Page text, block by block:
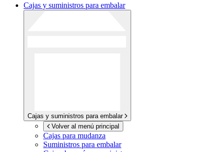
Cajas y suministros para embalar
Cajas y suministros para embalar
Volver al menú principal
Cajas para mudanza
Suministros para embalar